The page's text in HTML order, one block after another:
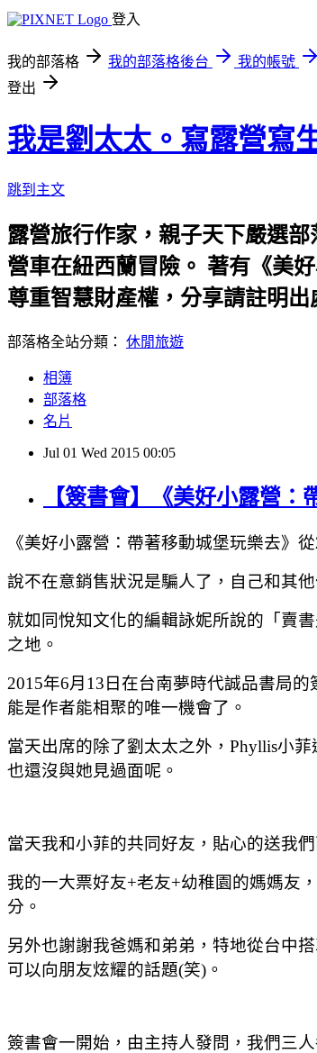
登入
我的部落格 我的部落格後台
我的帳號
登出
我是劉太太。寫露營寫
跳到主文
露營旅行作家，親子天下嚴選
營車在紐西蘭冒險。 著有《美
尊重智慧財產權，分享請註明
部落格全站分類： 休閒旅遊
相簿
部落格
名片
Jul 01 Wed 2015 00:05
【簽書會】《美好小露營
《美好小露營：帶著移動城堡玩樂去》
說不在意銷售狀況是騙人了，自己和其
就如同悅知文化的編輯詠妮所說的「賣
之地。
2015年6月13日在台南夢時代誠品書局的
能是作者能相聚的唯一機會了。
當天出席的除了劉太太之外，Phyllis小
也還沒與她見過面呢。
當天我和小菲的共同好友，貼心的送我
我的一大票好友+老友+幼稚園的媽媽友
分。
另外也謝謝我爸媽和弟弟，特地從台中
可以向朋友炫耀的話題(笑)。
簽書會一開始，由主持人發問，我們三